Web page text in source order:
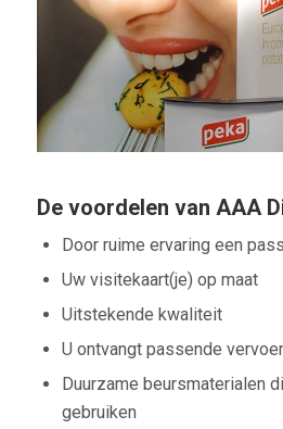
De voordelen van AAA
Door ruime ervaring een
Uw visitekaart(je) op maat
Uitstekende kwaliteit
U ontvangt passende
Duurzame beursmaterialen
gebruiken